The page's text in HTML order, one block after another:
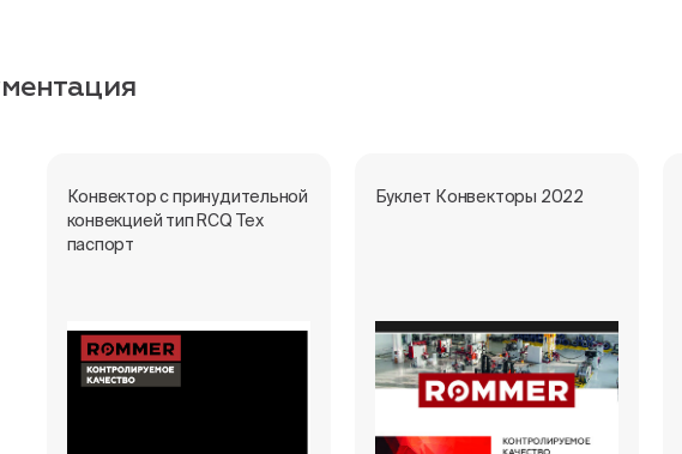
Конвектор с принудительной
конвекцией тип RCQ Тех
паспорт
Буклет Конвекторы 2022